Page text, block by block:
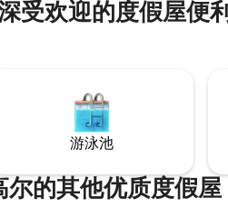
了这个特别
景点。 但
和朋友入住。 封闭的
浴缸、红外桑拿房、
验。
受欢迎的度假屋便
游泳池
尔的其他优质度假屋